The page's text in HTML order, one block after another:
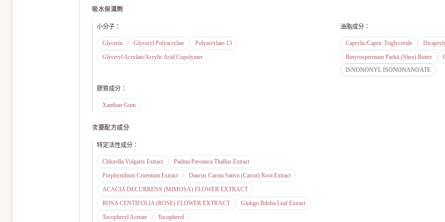
吸水保濕劑
小分子 ：
Glycerin Glyceryl Polyacrylate
Polyacrylate-13
Glyceryl Acrylate/Acrylic Acid Copolymer
油脂成分 ：
Caprylic/Capric Triglyceride
Butyrospermum Parkii (Shea) Butter
ISNONONYL ISONONANOATE
膠質成分 ：
Xanthan Gum
次要配方成分
特定活性成分 ：
Chlorella Vulgaris Extract
Padina Pavonica Thallus Extract
Porphyridium Cruentum Extract
Daucus Carota Sativa (Carrot) Root Extract
ACACIA DECURRENS (MIMOSA) FLOWER EXTRACT
ROSA CENTIFOLIA (ROSE) FLOWER EXTRACT
Ginkgo Biloba Leaf Extract
Tocopheryl Acetate
Tocopherol